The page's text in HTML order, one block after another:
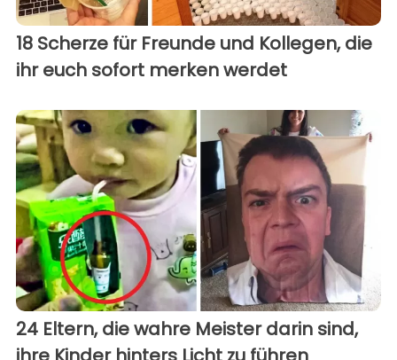
18 Scherze für Freunde und Kollegen, die
ihr euch sofort merken werdet
24 Eltern, die wahre Meister darin sind,